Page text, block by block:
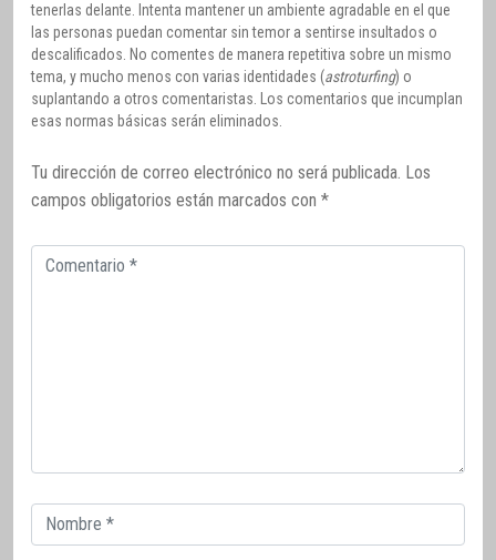
tenerlas delante. Intenta mantener un ambiente agradable en el que
las personas puedan comentar sin temor a sentirse insultados o
descalificados. No comentes de manera repetitiva sobre un mismo
tema, y mucho menos con varias identidades (astroturfing) o
suplantando a otros comentaristas. Los comentarios que incumplan
esas normas básicas serán eliminados.
Tu dirección de correo electrónico no será publicada. Los
campos obligatorios están marcados con *
Comentario
Correo
electrónico